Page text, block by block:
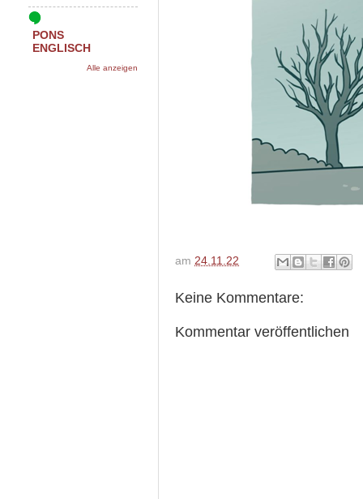
am 24.11.22
Keine Kommentare:
Kommentar veröffentlichen
PONS
ENGLISCH
Alle anzeigen